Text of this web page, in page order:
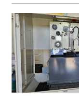
Baujahr:
X Weg
Z Weg
Achse U
Achse V
Max. Werkstückgewicht
Maschinengewicht
Kontrollsystem